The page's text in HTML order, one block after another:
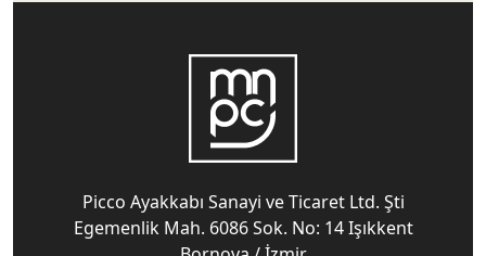
Picco Ayakkabı Sanayi ve Ticaret Ltd. Şti
Egemenlik Mah. 6086 Sok. No: 14 Işıkkent